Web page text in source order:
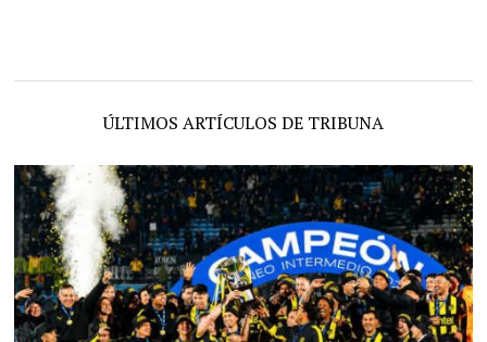
ÚLTIMOS ARTÍCULOS DE TRIBUNA